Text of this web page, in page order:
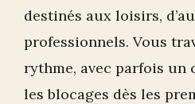
destinés aux loisirs,
professionnels. Vous
rythme, avec parfois un
les blocages dès les